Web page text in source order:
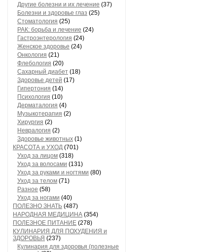
Другие болезни и их лечение (37)
Болезни и здоровье глаз (25)
Стоматология (25)
РАК: борьба и лечение (24)
Гастроэнтерология (24)
Женское здоровье (24)
Онкология (21)
Флебология (20)
Сахарный диабет (18)
Здоровье детей (17)
Гипертония (14)
Психология (10)
Дерматалогия (4)
Музыкотерапия (2)
Хирургия (2)
Невралогия (2)
Здоровье животных (1)
КРАСОТА и УХОД (701)
Уход за лицом (318)
Уход за волосами (131)
Уход за руками и ногтями (80)
Уход за телом (71)
Разное (58)
Уход за ногами (40)
ПОЛЕЗНО ЗНАТЬ (487)
НАРОДНАЯ МЕДИЦИНА (354)
ПОЛЕЗНОЕ ПИТАНИЕ (278)
КУЛИНАРИЯ ДЛЯ ПОХУДЕНИЯ и
ЗДОРОВЬЯ (237)
Кулинария для здоровья (полезные